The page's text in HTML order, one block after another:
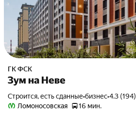
ГК ФСК
Зум на Неве
Строится, есть сданные•бизнес•4.3 (194)
Ломоносовская
16 мин.